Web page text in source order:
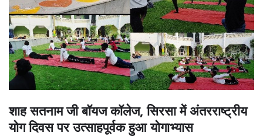
शाह सतनाम जी बॉयज कॉलेज, सिरसा में अंतरराष्ट्रीय
योग दिवस पर उत्साहपूर्वक हुआ योगाभ्यास